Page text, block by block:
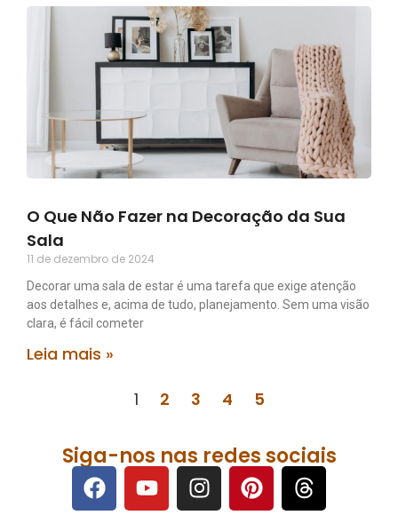
O Que Não Fazer na Decoração da Sua
Sala
11 de dezembro de 2024
Decorar uma sala de estar é uma tarefa que exige atenção
aos detalhes e, acima de tudo, planejamento. Sem uma visão
clara, é fácil cometer
Leia mais »
1 2 3 4 5
Siga-nos nas redes sociais